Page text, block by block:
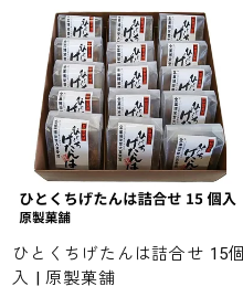
ひとくちげたんは詰合せ 15個
入 | 原製菓舗